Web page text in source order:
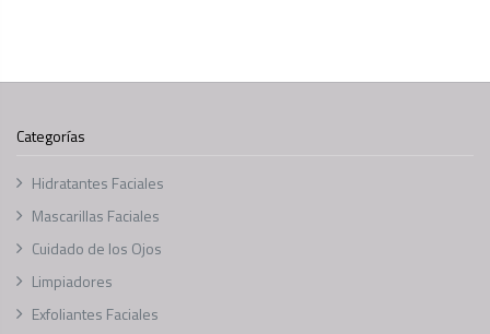
Categorías
Hidratantes Faciales
Mascarillas Faciales
Cuidado de los Ojos
Limpiadores
Exfoliantes Faciales